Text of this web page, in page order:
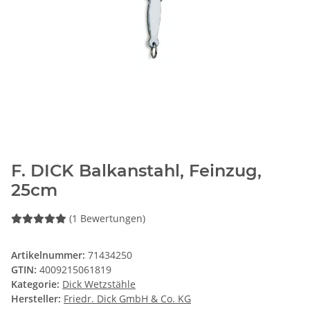
F. DICK Balkanstahl, Feinzug,
25cm
(1 Bewertungen)
Artikelnummer: 71434250
GTIN: 4009215061819
Kategorie: Dick Wetzstähle
Hersteller: Friedr. Dick GmbH & Co. KG